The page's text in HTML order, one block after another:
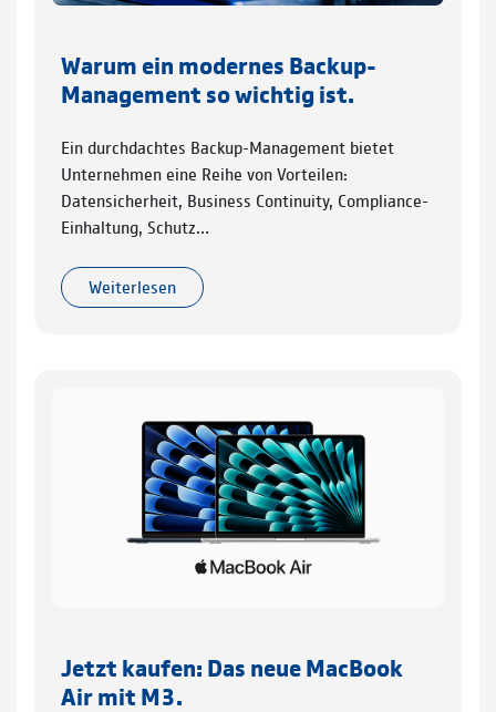
Warum ein modernes Backup-
Management so wichtig ist.
Ein durchdachtes Backup-Management bietet
Unternehmen eine Reihe von Vorteilen:
Datensicherheit, Business Continuity, Compliance-
Einhaltung, Schutz…
Weiterlesen
Jetzt kaufen: Das neue MacBook
Air mit M3.